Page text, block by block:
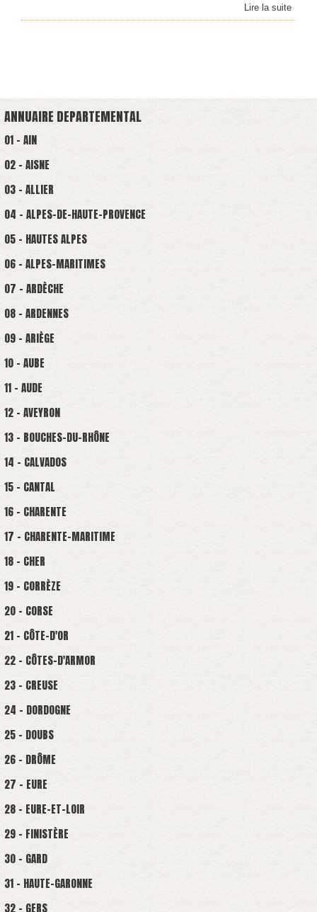
ANNUAIRE DEPARTEMENTAL
01 - AIN
02 - AISNE
03 - ALLIER
04 - ALPES-DE-HAUTE-PROVENCE
05 - HAUTES ALPES
06 - ALPES-MARITIMES
07 - ARDÈCHE
08 - ARDENNES
09 - ARIÈGE
10 - AUBE
11 - AUDE
12 - AVEYRON
13 - BOUCHES-DU-RHÔNE
14 - CALVADOS
15 - CANTAL
16 - CHARENTE
17 - CHARENTE-MARITIME
18 - CHER
19 - CORRÈZE
20 - CORSE
21 - CÔTE-D'OR
22 - CÔTES-D'ARMOR
23 - CREUSE
24 - DORDOGNE
25 - DOUBS
26 - DRÔME
27 - EURE
28 - EURE-ET-LOIR
29 - FINISTÈRE
30 - GARD
31 - HAUTE-GARONNE
32 - GERS
Lire la suite